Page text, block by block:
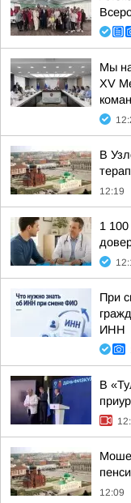
Мы
XV
В
12:19
1
При
ИНН
В
12:09